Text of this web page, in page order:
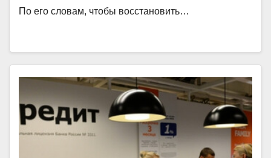
По его словам, чтобы восстановить…